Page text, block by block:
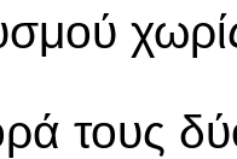
τους δύο